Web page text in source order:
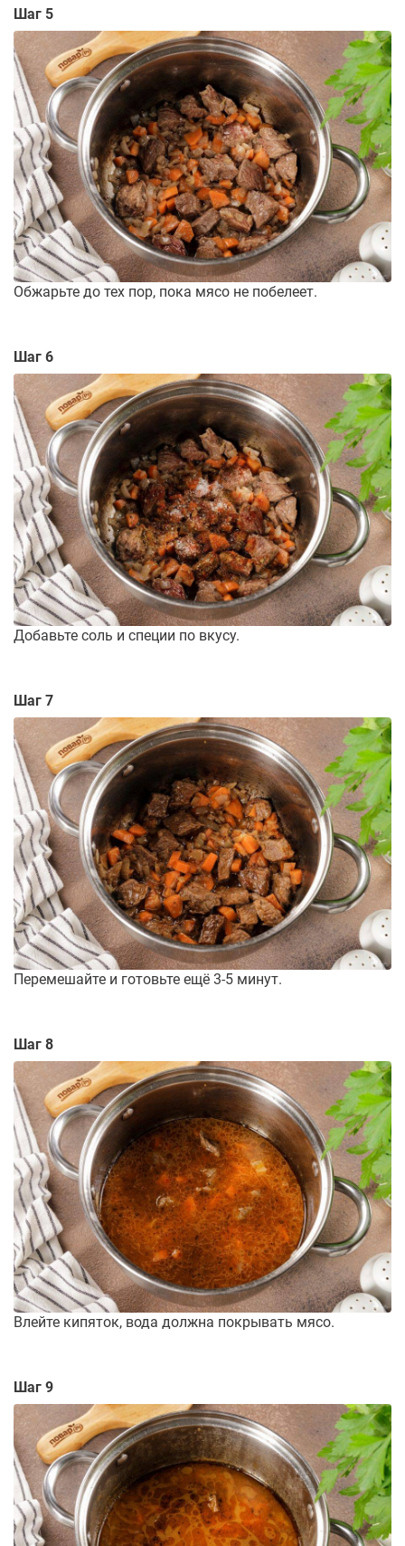
Шаг 5
Обжарьте до тех пор, пока мясо не побелеет.
Шаг 6
Добавьте соль и специи по вкусу.
Шаг 7
Перемешайте и готовьте ещё 3-5 минут.
Шаг 8
Влейте кипяток, вода должна покрывать мясо.
Шаг 9